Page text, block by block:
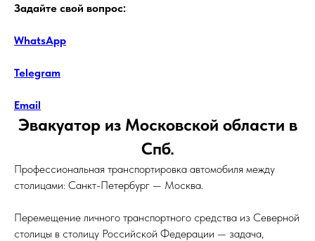
Задайте свой вопрос:
WhatsApp
Telegram
Email
Эвакуатор из Московской области в
Спб.
Профессиональная транспортировка автомобиля между
столицами: Санкт-Петербург — Москва.
Перемещение личного транспортного средства из Северной
столицы в столицу Российской Федерации — задача,